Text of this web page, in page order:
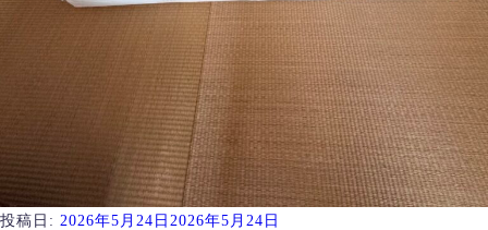
投稿日: 2026年5月24日 2026年5月24日